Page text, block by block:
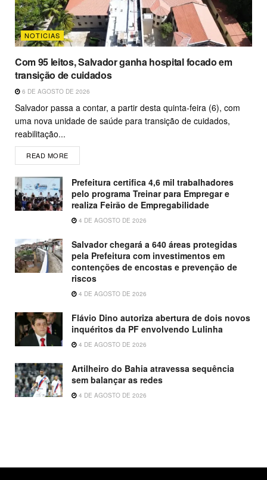
NOTICIAS
Com 95 leitos, Salvador ganha hospital focado em
transição de cuidados
6 DE AGOSTO DE 2026
Salvador passa a contar, a partir desta quinta-feira (6), com
uma nova unidade de saúde para transição de cuidados,
reabilitação...
READ MORE
Prefeitura certifica 4,6 mil trabalhadores
pelo programa Treinar para Empregar e
realiza Feirão de Empregabilidade
4 DE AGOSTO DE 2026
Salvador chegará a 640 áreas protegidas
pela Prefeitura com investimentos em
contenções de encostas e prevenção de
riscos
4 DE AGOSTO DE 2026
Flávio Dino autoriza abertura de dois novos
inquéritos da PF envolvendo Lulinha
4 DE AGOSTO DE 2026
Artilheiro do Bahia atravessa sequência
sem balançar as redes
4 DE AGOSTO DE 2026